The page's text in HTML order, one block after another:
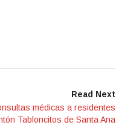
Read Next
médicas a residentes
Tabloncitos de Santa Ana